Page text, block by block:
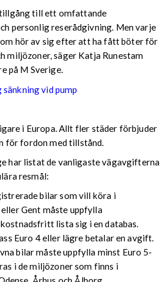
tillgång till ett omfattande
personlig reserådgivning. Men varje
hör av sig efter att ha fått böter för
miljözoner, säger Katja Runestam
på M Sverige.
vid pump
i Europa. Allt fler städer förbjuder
för fordon med tillstånd.
har listat de vanligaste vägavgifterna
resmål:
bilar som vill köra i
Gent måste uppfylla
lista sig i en databas.
Euro 4 eller lägre betalar en avgift.
bilar måste uppfylla minst Euro 5-
i de miljözoner som finns i